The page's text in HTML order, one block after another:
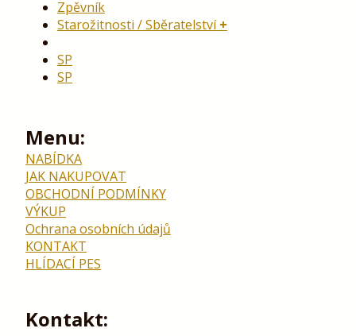
Zpěvník
Starožitnosti / Sběratelství
SP
SP
Menu:
NABÍDKA
JAK NAKUPOVAT
OBCHODNÍ PODMÍNKY
VÝKUP
Ochrana osobních údajů
KONTAKT
HLÍDACÍ PES
Kontakt: